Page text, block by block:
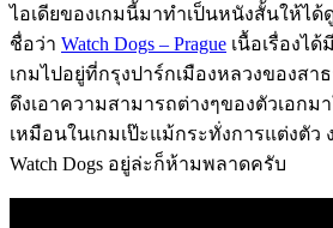
ไอเดียของเกมนี้มาทำเป็นหนังสั้นให้ได้
ชื่อว่า Watch Dogs – Prague เนื้อเรื่องไ
เกมไปอยู่ที่กรุงปาร์กเมืองหลวงของสา
ดึงเอาความสามารถต่างๆของตัวเอกม
เหมือนในเกมเป๊ะแม้กระทั่งการแต่งตัว
Watch Dogs อยู่ล่ะก็ห้ามพลาดครับ